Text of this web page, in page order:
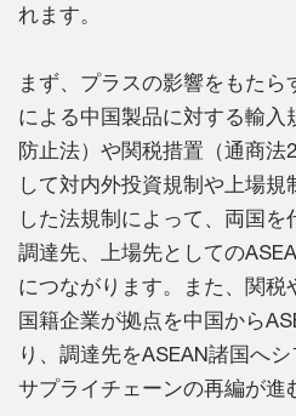
れます。
まず、プラスの影響をもた
による中国製品に対する輸入
防止法）や関税措置（通商法
して対内外投資規制や上場規
した法規制によって、両国を
調達先、上場先としての
につながります。また、関税
国籍企業が拠点を中国から
り、調達先をASEAN諸国へ
サプライチェーンの再編が進